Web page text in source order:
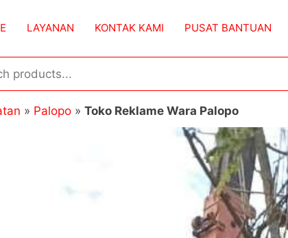
LAYANAN KONTAK KAMI PUSAT BANTUAN
» Palopo » Toko Reklame Wara Palopo